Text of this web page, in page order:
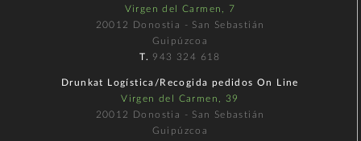
Virgen del Carmen, 7
20012 Donostia - San Sebastián
Guipúzcoa
T. 943 324 618
Drunkat Logística/Recogida pedidos On Line
Virgen del Carmen, 39
20012 Donostia - San Sebastián
Guipúzcoa